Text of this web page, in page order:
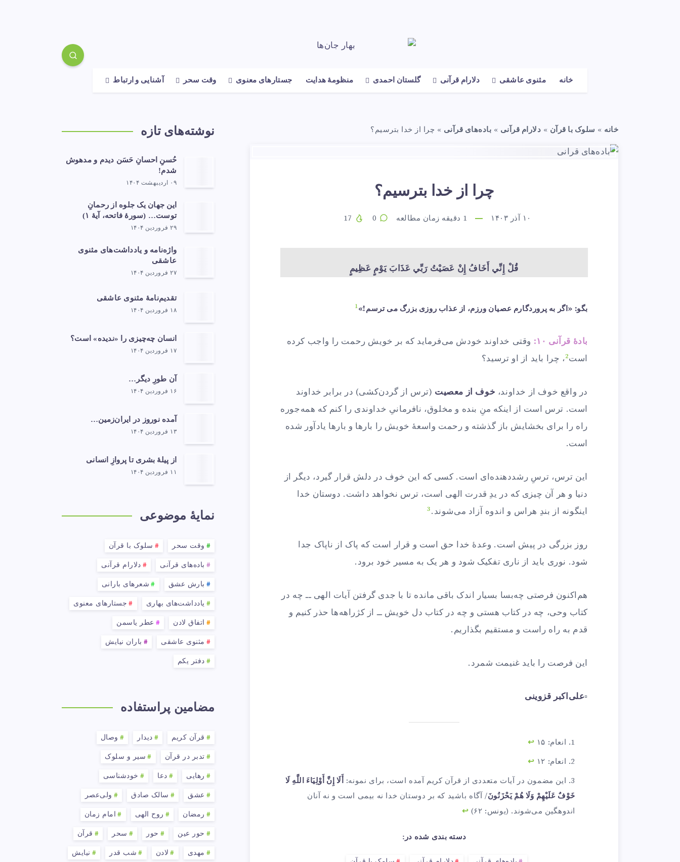
خانه مثنوی عاشقی دلارام قرآنی گلستان احمدی منظومهٔ هدایت جستارهای معنوی وقت سحر آشنایی و ارتباط
خانه » سلوک با قرآن » دلارام قرآنی » باده‌های قرآنی » چرا از خدا بترسیم؟
چرا از خدا بترسیم؟
۱۰ آذر ۱۴۰۳ 1 دقیقه زمان مطالعه 0
قُلْ إِنِّي أَخَافُ إِنْ عَصَيْتُ رَبِّي عَذَابَ يَوْمٍ عَظِيمٍ
بگو: «اگر به پروردگارم عصيان ورزم، از عذاب روزى بزرگ مى‏ ترسم!»1
بادهٔ قرآنی ۱۰:
وقتی خداوند خودش می‌فرماید که بر خویش رحمت را واجب کرده
است2، چرا باید از او ترسید؟
در واقع خوف از خداوند، خوف از معصیت (ترس از گردن‌کشی) در برابر خداوند
است. ترس است از اینکه منِ بنده و مخلوق، نافرمانیِ خداوندی را کنم که همه‌جوره
راه را برای بخشایش باز گذشته و رحمت واسعهٔ خویش را بارها و بارها یادآور شده
است.
این ترس، ترسِ رشددهنده‌ای است. کسی که این خوف در دلش قرار گیرد، دیگر از
دنیا و هر آن‌ چیزی که در یدِ قدرت الهی است، ترس نخواهد داشت. دوستان خدا
اینگونه از بندِ هراس و اندوه آزاد می‌شوند.3
روز بزرگی در پیش است. وعدهٔ خدا حق است و قرار است که پاک از ناپاک جدا
شود. نوری باید از ناری تفکیک شود و هر یک به مسیر خود برود.
هم‌اکنون فرصتی چه‌بسا بسیار اندک باقی مانده تا با جدی گرفتن آیات الهی ــ چه در
کتاب وحی، چه در کتاب هستی و چه در کتاب دل خویش ــ از کژراهه‌ها حذر کنیم و
قدم به راه راست و مستقیم بگذاریم.
این فرصت را باید غنیمت شمرد.
▫️علی‌اکبر قزوینی
انعام: ۱۵
↩︎
انعام: ۱۲
↩︎
این مضمون در آیات متعددی از قرآن کریم آمده است، برای نمونه: أَلَا إِنَّ أَوْلِيَاءَ اللَّهِ لَا
خَوْفٌ عَلَيْهِمْ وَلَا هُمْ يَحْزَنُونَ/ آگاه باشيد كه بر دوستان خدا نه بيمى است و نه آنان
اندوهگين می‌‏شوند. (یونس: ۶۲)
↩︎
دسته بندی شده در:
نوشته‌های تازه
حُسنِ احسانِ حَسَن دیدم و مدهوش
شدم!
۰۹ اردیبهشت ۱۴۰۴
این جهان یک جلوه از رحمانِ
توست… (سورهٔ فاتحه، آیهٔ ۱)
۲۹ فروردین ۱۴۰۴
واژه‌نامه و یادداشت‌های مثنوی
عاشقی
۲۷ فروردین ۱۴۰۴
تقدیم‌نامهٔ مثنوی عاشقی
۱۸ فروردین ۱۴۰۴
انسان چه‌چیزی را «ندیده» است؟
۱۷ فروردین ۱۴۰۴
آن طورِ دیگر…
۱۶ فروردین ۱۴۰۴
آمده نوروز در ایران‌زمین…
۱۳ فروردین ۱۴۰۴
از پیلهٔ بشری تا پروازِ انسانی
۱۱ فروردین ۱۴۰۴
نمایهٔ موضوعی
وقت سحر سلوک با قرآن
باده‌های قرآنی دلارام قرآنی
بارش عشق شعرهای بارانی
یادداشت‌های بهاری جستارهای معنوی
اتفاق لادن عطر یاسمن
مثنوی عاشقی باران نیایش
دفتر یکم
مضامین پراستفاده
قرآن کریم دیدار وصال
تدبر در قرآن سیر و سلوک
رهایی دعا خودشناسی
عشق سالک صادق ولی‌عصر
رمضان روح الهی امام زمان
حور عین حور سحر قرآن
مهدی لادن شب قدر نیایش